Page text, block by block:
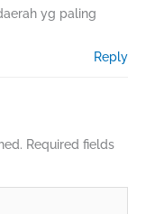
yg paling
Reply
Required fields